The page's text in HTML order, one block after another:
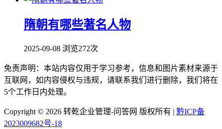
隋朝有哪些著名人物
2025-09-08 浏览272次
免责声明：本站内容仅用于学习参考，信息和图片素材来源于
互联网，如内容侵权与违规，请联系我们进行删除，我们将在
5个工作日内处理。
Copyright © 2026 转乾企业管理-问答网 版权所有 | 黔ICP备
2023009682号-18